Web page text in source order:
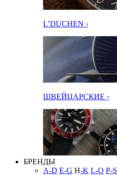
L’DUCHEN ›
ШВЕЙЦАРСКИЕ ›
БРЕНДЫ
A-D E-G H-K L-O P-S